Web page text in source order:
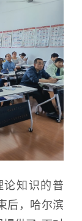
论知识的普
后，哈尔滨